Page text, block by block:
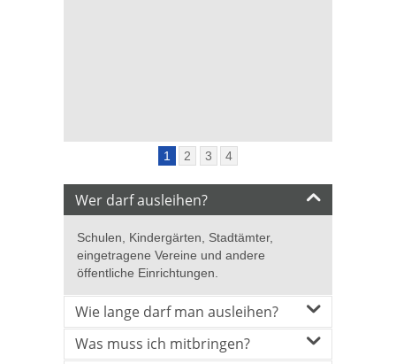
1 2 3 4
Wer darf ausleihen?
Schulen, Kindergärten, Stadtämter,
eingetragene Vereine und andere
öffentliche Einrichtungen.
Wie lange darf man ausleihen?
Was muss ich mitbringen?